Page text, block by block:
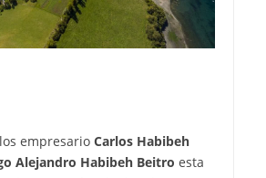
empresario Carlos Habibeh
Alejandro Habibeh Beitro esta